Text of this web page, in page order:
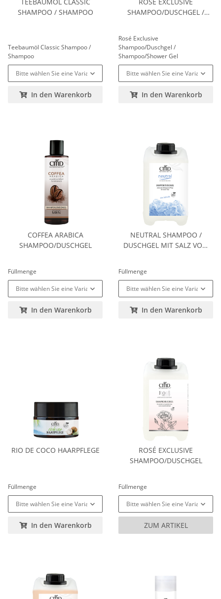
SHAMPOO / SHAMPOO
Teebaumöl Classic Shampoo /
Shampoo
Bitte wählen Sie eine Variation.
In den Warenkorb
SHAMPOO/DUSCHGEL /
Rosé Exclusive
Shampoo/Duschgel /
Shampoo/Shower Gel
Bitte wählen Sie eine Variation.
In den Warenkorb
COFFEA ARABICA
SHAMPOO/DUSCHGEL
Füllmenge
Bitte wählen Sie eine Variation.
In den Warenkorb
NEUTRAL SHAMPOO /
DUSCHGEL MIT SALZ VOM
Füllmenge
Bitte wählen Sie eine Variation.
In den Warenkorb
RIO DE COCO HAARPFLEGE
Füllmenge
Bitte wählen Sie eine Variation.
In den Warenkorb
ROSÉ EXCLUSIVE
SHAMPOO/DUSCHGEL
Füllmenge
Bitte wählen Sie eine Variation.
ZUM ARTIKEL